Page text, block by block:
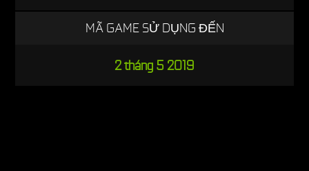
MÃ GAME SỬ DỤNG ĐẾN
2 tháng 5 2019